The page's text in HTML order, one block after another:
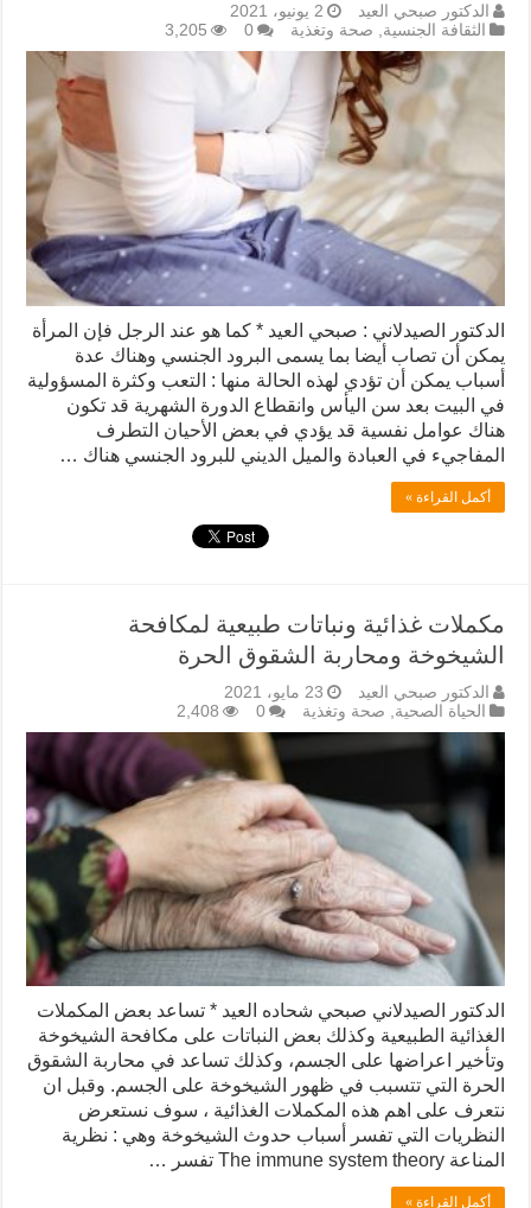
الدكتور صبحي العيد
2 يونيو، 2021
الثقافة الجنسية
صحة وتغذية 0
3,205
الدكتور الصيدلاني : صبحي العيد * كما هو عند الرجل فإن المرأة
يمكن أن تصاب أيضا بما يسمى البرود الجنسي وهناك عدة
أسباب يمكن أن تؤدي لهذه الحالة منها : التعب وكثرة المسؤولية
في البيت بعد سن اليأس وانقطاع الدورة الشهرية قد تكون
هناك عوامل نفسية قد يؤدي في بعض الأحيان التطرف
المفاجيء في العبادة والميل الديني للبرود الجنسي هناك …
أكمل القراءة »
مكملات غذائية ونباتات طبيعية لمكافحة
الشيخوخة ومحاربة الشقوق الحرة
الدكتور صبحي العيد
23 مايو، 2021
الحياة الصحية
صحة وتغذية 0
2,408
الدكتور الصيدلاني صبحي شحاده العيد * تساعد بعض المكملات
الغذائية الطبيعية وكذلك بعض النباتات على مكافحة الشيخوخة
وتأخير اعراضها على الجسم، وكذلك تساعد في محاربة الشقوق
الحرة التي تتسبب في ظهور الشيخوخة على الجسم. وقبل ان
نتعرف على اهم هذه المكملات الغذائية ، سوف نستعرض
النظريات التي تفسر أسباب حدوث الشيخوخة وهي : نظرية
المناعة The immune system theory تفسر …
أكمل القراءة »